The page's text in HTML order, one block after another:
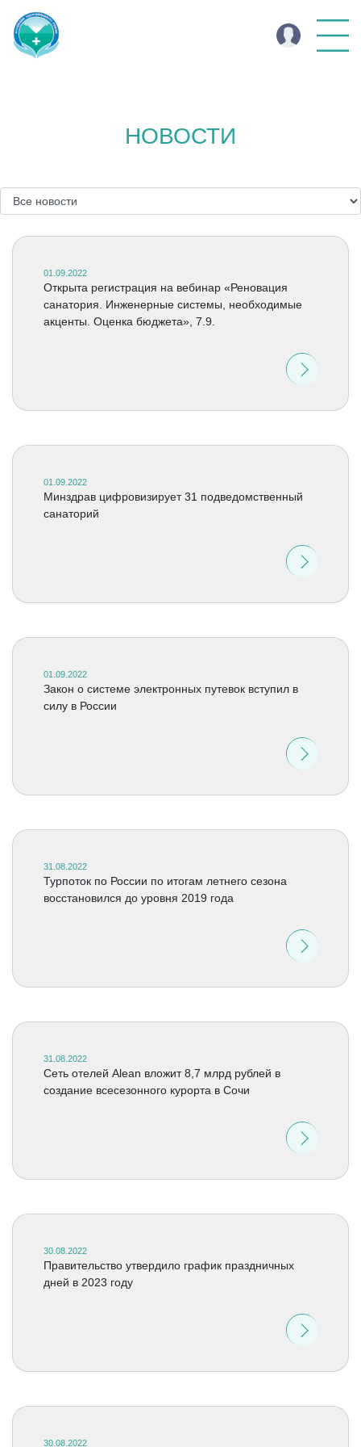
НОВОСТИ
01.09.2022
Открыта регистрация на вебинар «Реновация
санатория. Инженерные системы, необходимые
акценты. Оценка бюджета», 7.9.
01.09.2022
Минздрав цифровизирует 31 подведомственный
санаторий
01.09.2022
Закон о системе электронных путевок вступил в
силу в России
31.08.2022
Турпоток по России по итогам летнего сезона
восстановился до уровня 2019 года
31.08.2022
Сеть отелей Alean вложит 8,7 млрд рублей в
создание всесезонного курорта в Сочи
30.08.2022
Правительство утвердило график праздничных
дней в 2023 году
30.08.2022